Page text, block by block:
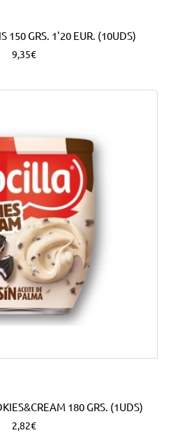
MINI CHOCO TWINS 150 GRS. 1'20 EUR. (10UDS)
9,35€
180 GRS. (1UDS)
2,82€